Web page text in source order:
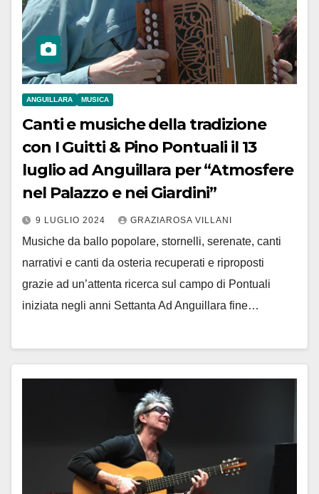
ANGUILLARA MUSICA
Canti e musiche della tradizione
con I Guitti & Pino Pontuali il 13
luglio ad Anguillara per “Atmosfere
nel Palazzo e nei Giardini”
9 LUGLIO 2024 GRAZIAROSA VILLANI
Musiche da ballo popolare, stornelli, serenate, canti
narrativi e canti da osteria recuperati e riproposti
grazie ad un’attenta ricerca sul campo di Pontuali
iniziata negli anni Settanta Ad Anguillara fine…